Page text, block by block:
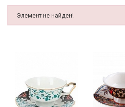
Элемент не найден!